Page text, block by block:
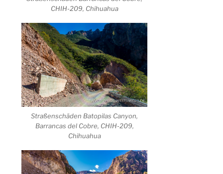
CHIH-209, Chihuahua
Straßenschäden Batopilas Canyon,
Barrancas del Cobre, CHIH-209,
Chihuahua